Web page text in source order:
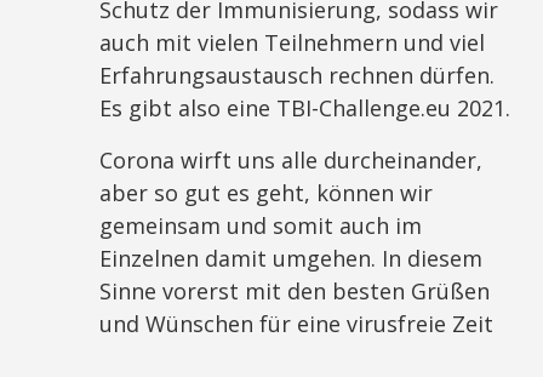
Schutz der Immunisierung, sodass wir
auch mit vielen Teilnehmern und viel
Erfahrungsaustausch rechnen dürfen.
Es gibt also eine TBI-Challenge.eu 2021.
Corona wirft uns alle durcheinander,
aber so gut es geht, können wir
gemeinsam und somit auch im
Einzelnen damit umgehen. In diesem
Sinne vorerst mit den besten Grüßen
und Wünschen für eine virusfreie Zeit